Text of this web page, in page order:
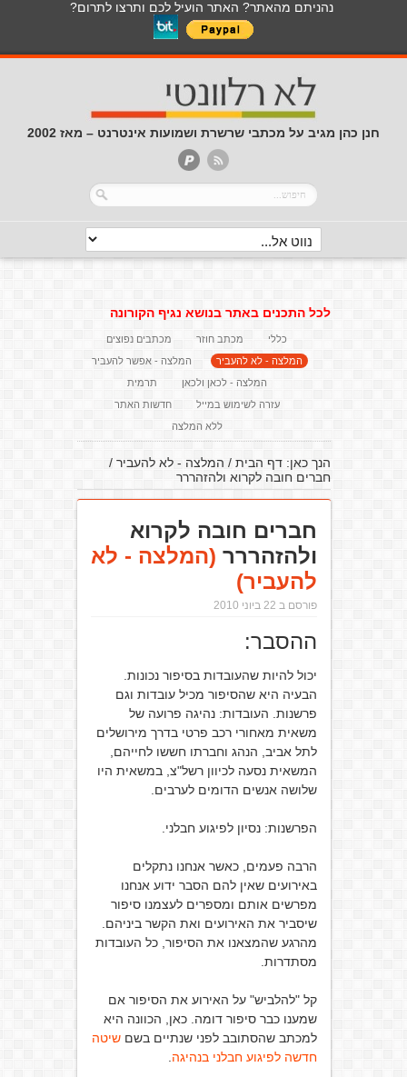
נהניתם מהאתר? האתר הועיל לכם ותרצו לתרום?
חנן כהן מגיב על מכתבי שרשרת ושמועות אינטרנט – מאז 2002
לכל התכנים באתר בנושא נגיף הקורונה
כללי מכתב חוזר
מכתבים נפוצים
המלצה - לא להעביר
המלצה - אפשר להעביר
המלצה - לכאן ולכאן
תרמית
עזרה לשימוש במייל
חדשות האתר
ללא המלצה
הנך כאן:דף הבית / המלצה - לא להעביר /
חברים חובה לקרוא ולהזהררר
חברים חובה לקרוא
ולהזהררר (המלצה - לא
להעביר)
פורסם ב 22 ביוני 2010
ההסבר:
יכול להיות שהעובדות בסיפור נכונות.
הבעיה היא שהסיפור מכיל עובדות וגם
פרשנות. העובדות: נהיגה פרועה של
משאית מאחורי רכב פרטי בדרך מירושלים
לתל אביב, הנהג וחברתו חששו לחייהם,
המשאית נסעה לכיוון רשל"צ, במשאית היו
שלושה אנשים הדומים לערבים.
הפרשנות: נסיון לפיגוע חבלני.
הרבה פעמים, כאשר אנחנו נתקלים
באירועים שאין להם הסבר ידוע אנחנו
מפרשים אותם ומספרים לעצמנו סיפור
שיסביר את האירועים ואת הקשר ביניהם.
מהרגע שהמצאנו את הסיפור, כל העובדות
מסתדרות.
קל "להלביש" על האירוע את הסיפור אם
שמענו כבר סיפור דומה. כאן, הכוונה היא
למכתב שהסתובב לפני שנתיים בשםשיטה
חדשה לפיגוע חבלני בנהיגה